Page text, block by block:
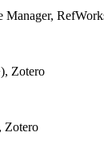
Manager,
Zotero
Zotero